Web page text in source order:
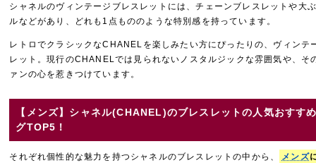
シャネルのヴィンテージブレスレットには、チェーンブレスレットや大
ルなどがあり、どれも1点もののような特別感を持っています。
レトロでクラシックなCHANELを楽しみたい方にぴったりの、ヴィンテ
レット。現行のCHANELでは見られないノスタルジックな雰囲気や、そ
ァンの心を惹きつけています。
【メンズ】シャネル(CHANEL)のブレスレットの人気おすす
グTOP5！
それぞれ個性的な魅力を持つシャネルのブレスレットの中から、 メンズ